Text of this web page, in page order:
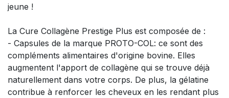
jeune !
La Cure Collagène Prestige Plus est composée de :
- Capsules de la marque PROTO-COL: ce sont des
compléments alimentaires d'origine bovine. Elles
augmentent l'apport de collagène qui se trouve déjà
naturellement dans votre corps. De plus, la gélatine
contribue à renforcer les cheveux en les rendant plus